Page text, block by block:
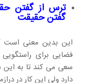
ترس از گفتن
گفتن حقیقت
این بدین معنی است
فضایی برای راستگویی
سعی می کند تا به
دارد ولی این کار در